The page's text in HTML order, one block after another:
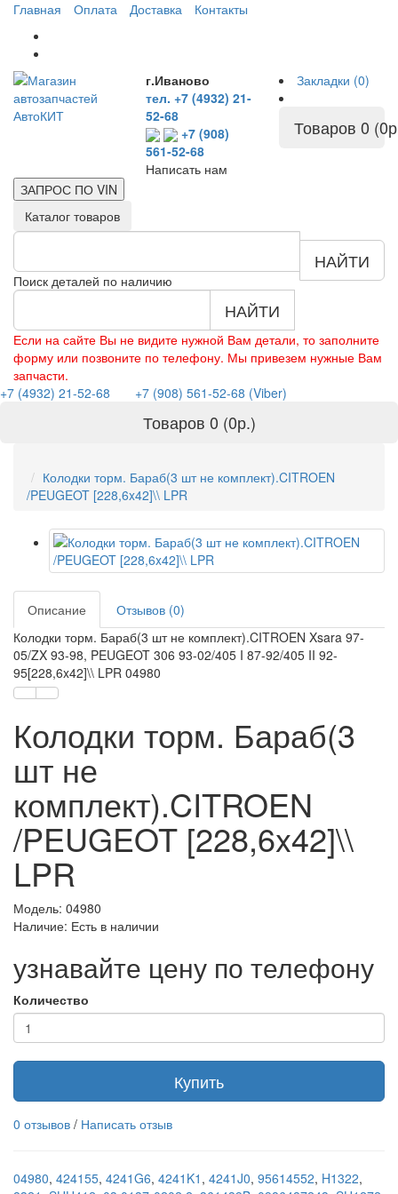
Главная Оплата Доставка Контакты
г.Иваново
тел. +7 (4932) 21-
52-68
+7 (908)
561-52-68
Написать нам
Закладки (0)
Товаров 0
ЗАПРОС ПО VIN
Каталог товаров
Поиск деталей по наличию
НАЙТИ
НАЙТИ
Если на сайте Вы не видите нужной Вам детали, то заполните
форму или позвоните по телефону. Мы привезем нужные Вам
запчасти.
+7 (4932) 21-52-68
+7 (908) 561-52-68 (Viber)
Товаров 0 (0р.)
Колодки торм. Бараб(3 шт не комплект).CITROEN
/PEUGEOT [228,6x42]\\ LPR
Описание
Отзывов (0)
Колодки торм. Бараб(3 шт не комплект).CITROEN Xsara 97-
05/ZX 93-98, PEUGEOT 306 93-02/405 I 87-92/405 II 92-
95[228,6x42]\\ LPR 04980
Колодки торм. Бараб(3
шт не
комплект).CITROEN
/PEUGEOT [228,6x42]\\
LPR
Модель: 04980
Наличие: Есть в наличии
узнавайте цену по телефону
Количество
Купить
0 отзывов / Написать отзыв
04980, 424155, 4241G6, 4241K1 , 4241J0, 95614552, H1322,